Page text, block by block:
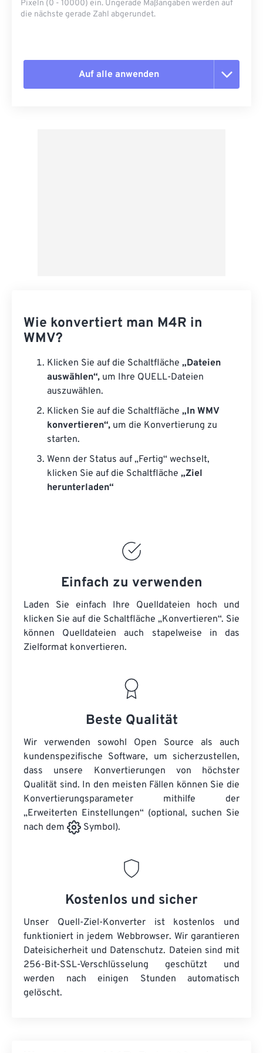
Pixeln (0 - 10000) ein. Ungerade Maßangaben werden auf
die nächste gerade Zahl abgerundet.
Auf alle anwenden
Wie konvertiert man M4R in
WMV?
Klicken Sie auf die Schaltfläche „Dateien
auswählen“, um Ihre QUELL-Dateien
auszuwählen.
Klicken Sie auf die Schaltfläche „In WMV
konvertieren“, um die Konvertierung zu
starten.
Wenn der Status auf „Fertig“ wechselt,
klicken Sie auf die Schaltfläche „Ziel
herunterladen“
Einfach zu verwenden
Laden Sie einfach Ihre Quelldateien hoch und
klicken Sie auf die Schaltfläche „Konvertieren“. Sie
können Quelldateien auch stapelweise in das
Zielformat konvertieren.
Beste Qualität
Wir verwenden sowohl Open Source als auch
kundenspezifische Software, um sicherzustellen,
dass unsere Konvertierungen von höchster
Qualität sind. In den meisten Fällen können Sie die
Konvertierungsparameter mithilfe der
„Erweiterten Einstellungen“ (optional, suchen Sie
nach dem
Symbol).
Kostenlos und sicher
Unser Quell-Ziel-Konverter ist kostenlos und
funktioniert in jedem Webbrowser. Wir garantieren
Dateisicherheit und Datenschutz. Dateien sind mit
256-Bit-SSL-Verschlüsselung geschützt und
werden nach einigen Stunden automatisch
gelöscht.